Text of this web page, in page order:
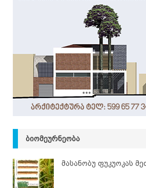
ᲑᲘᲝᲛᲔᲣᲠᲜᲔᲝᲑᲐ
მასანობუ ფუკუოკას